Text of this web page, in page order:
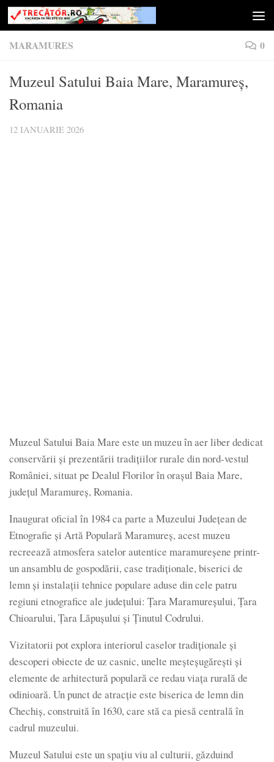
Skip to content
MARAMURES 0
Muzeul Satului Baia Mare, Maramureș,
Romania
12 IANUARIE 2026
Muzeul Satului Baia Mare este un muzeu în aer liber dedicat
conservării şi prezentării tradiţiilor rurale din nord-vestul
României, situat pe Dealul Florilor în oraşul Baia Mare,
judeţul Maramureș, Romania.
Inaugurat oficial în 1984 ca parte a Muzeului Județean de
Etnografie și Artă Populară Maramureș, acest muzeu
recreează atmosfera satelor autentice maramureșene printr-
un ansamblu de gospodării, case tradiționale, biserici de
lemn şi instalaţii tehnice populare aduse din cele patru
regiuni etnografice ale județului: Țara Maramureșului, Țara
Chioarului, Țara Lăpușului şi Ținutul Codrului.
Vizitatorii pot explora interiorul caselor tradiționale şi
descoperi obiecte de uz casnic, unelte meșteșugărești și
elemente de arhitectură populară ce redau viața rurală de
odinioară. Un punct de atracţie este biserica de lemn din
Chechiș, construită în 1630, care stă ca piesă centrală în
cadrul muzeului.
Muzeul Satului este un spațiu viu al culturii, găzduind